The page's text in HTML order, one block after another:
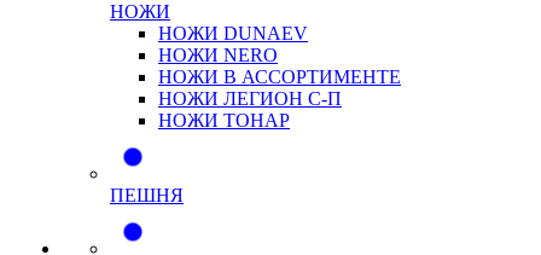
НОЖИ
НОЖИ DUNAEV
НОЖИ NERO
НОЖИ В АССОРТИМЕНТЕ
НОЖИ ЛЕГИОН С-П
НОЖИ ТОНАР
ПЕШНЯ